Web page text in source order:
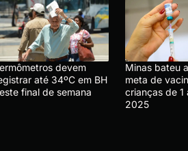
devem
até 34ºC em BH
final de semana
Minas bateu
meta de
crianças de 1
2025